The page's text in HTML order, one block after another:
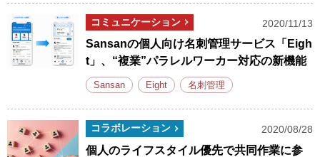
コミュニケーション 2020/11/13
Sansanの個人向け名刺管理サービス「Eigh
t」、“複業”パラレルワーカー対応の新機能
Sansan Eight 名刺管理
コラボレーション 2020/08/28
個人のライフスタイル優先で共同作業に参